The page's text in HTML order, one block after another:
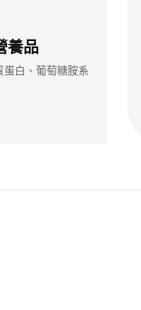
養品
蛋白、葡萄糖胺系